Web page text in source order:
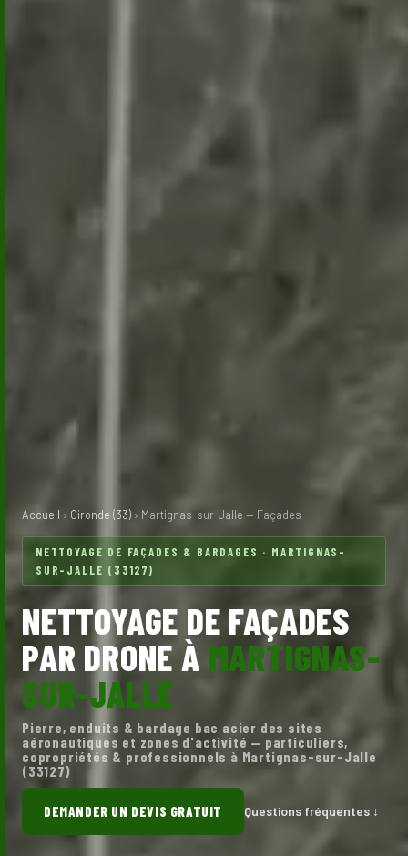
Accueil › Gironde (33) › Martignas-sur-Jalle — Façades
NETTOYAGE DE FAÇADES & BARDAGES · MARTIGNAS-
SUR-JALLE (33127)
NETTOYAGE DE FAÇADES
PAR DRONE À MARTIGNAS-
SUR-JALLE
Pierre, enduits & bardage bac acier des sites
aéronautiques et zones d'activité — particuliers,
copropriétés & professionnels à Martignas-sur-Jalle
(33127)
DEMANDER UN DEVIS GRATUIT Questions fréquentes ↓